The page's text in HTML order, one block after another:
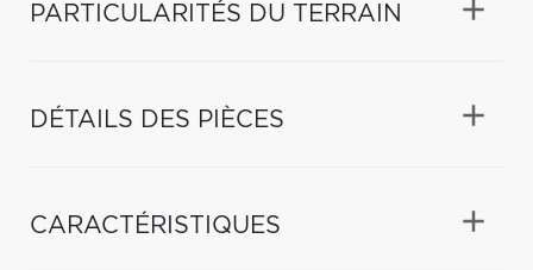
PARTICULARITÉS DU TERRAIN
DÉTAILS DES PIÈCES
CARACTÉRISTIQUES